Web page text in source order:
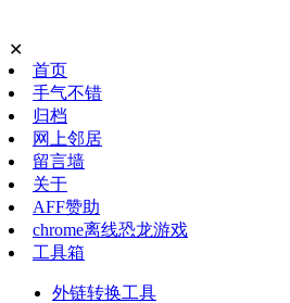
✕
首页
手气不错
归档
网上邻居
留言墙
关于
AFF赞助
chrome离线恐龙游戏
工具箱
外链转换工具